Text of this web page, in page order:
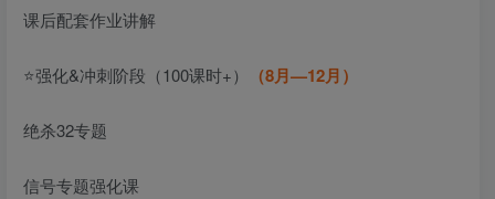
课后配套作业讲解
⭐强化&冲刺阶段（100课时+） （8月—12月）
绝杀32专题
信号专题强化课